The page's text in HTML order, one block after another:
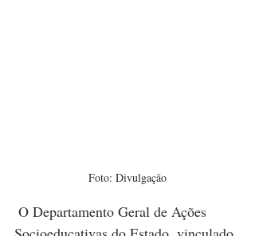
Foto: Divulgação
O Departamento Geral de Ações